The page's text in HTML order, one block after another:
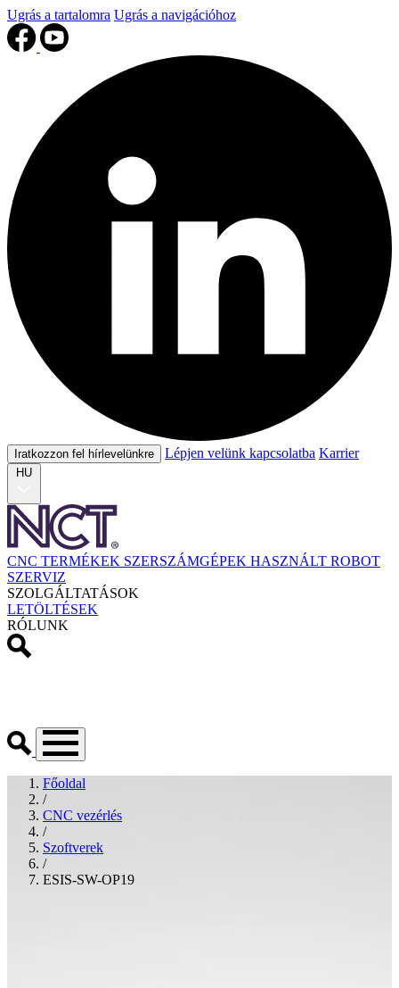
Ugrás a tartalomra Ugrás a navigációhoz
Iratkozzon fel hírlevelünkre Lépjen velünk kapcsolatba Karrier
HU
CNC TERMÉKEK SZERSZÁMGÉPEK HASZNÁLT ROBOT
SZERVIZ
SZOLGÁLTATÁSOK
LETÖLTÉSEK
RÓLUNK
Főoldal
/
CNC vezérlés
/
Szoftverek
/
ESIS-SW-OP19